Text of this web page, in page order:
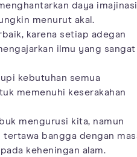
daya imajinasi
menurut akal.
karena setiap adegan
ilmu yang sangat
kebutuhan semua
memenuhi keserakahan
mengurusi kita, namun
tertawa bangga dengan
keheningan alam.